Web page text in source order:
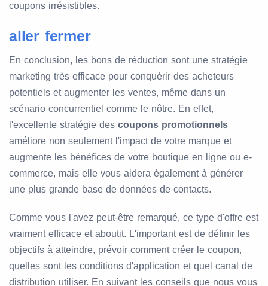
coupons irrésistibles.
aller fermer
En conclusion, les bons de réduction sont une stratégie
marketing très efficace pour conquérir des acheteurs
potentiels et augmenter les ventes, même dans un
scénario concurrentiel comme le nôtre. En effet,
l'excellente stratégie des coupons promotionnels
améliore non seulement l'impact de votre marque et
augmente les bénéfices de votre boutique en ligne ou e-
commerce, mais elle vous aidera également à générer
une plus grande base de données de contacts.
Comme vous l'avez peut-être remarqué, ce type d'offre est
vraiment efficace et aboutit. L'important est de définir les
objectifs à atteindre, prévoir comment créer le coupon,
quelles sont les conditions d'application et quel canal de
distribution utiliser. En suivant les conseils que nous vous